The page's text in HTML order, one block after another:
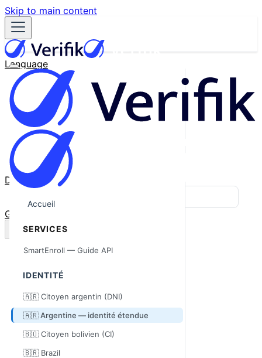
Skip to main content
Language
English
Español
Français
Português
한국어
日本語
中文
Docs
GitHub
Accueil
SERVICES
SmartEnroll — Guide API
IDENTITÉ
🇦🇷 Citoyen argentin (DNI)
🇦🇷 Argentine — identité étendue
🇧🇴 Citoyen bolivien (CI)
🇧🇷 Brazil